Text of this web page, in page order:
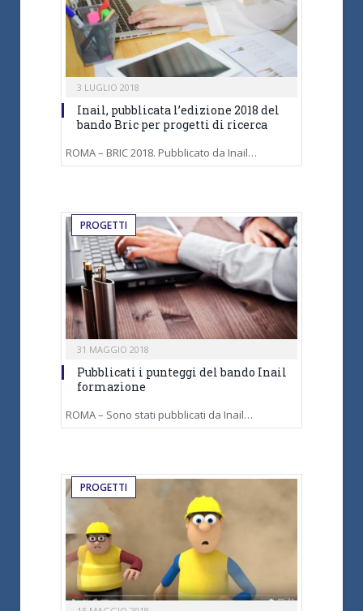
3 LUGLIO 2018
Inail, pubblicata l’edizione 2018 del
bando Bric per progetti di ricerca
ROMA – BRIC 2018. Pubblicato da Inail…
PROGETTI
31 MAGGIO 2018
Pubblicati i punteggi del bando Inail
formazione
ROMA – Sono stati pubblicati da Inail…
PROGETTI